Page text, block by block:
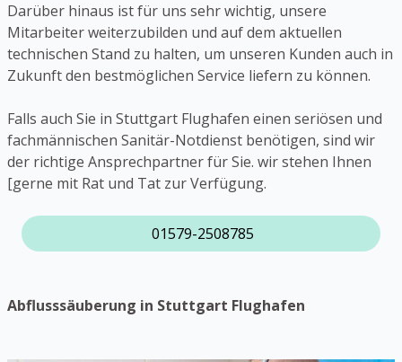
Darüber hinaus ist für uns sehr wichtig, unsere
Mitarbeiter weiterzubilden und auf dem aktuellen
technischen Stand zu halten, um unseren Kunden auch in
Zukunft den bestmöglichen Service liefern zu können.
Falls auch Sie in Stuttgart Flughafen einen seriösen und
fachmännischen Sanitär-Notdienst benötigen, sind wir
der richtige Ansprechpartner für Sie. wir stehen Ihnen
[gerne mit Rat und Tat zur Verfügung.
01579-2508785
Abflusssäuberung in Stuttgart Flughafen